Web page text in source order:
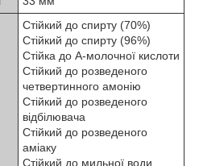
Стійкий до спирту (70%)
Стійкий до спирту (96%)
Стійка до A-молочної кислоти
Стійкий до розведеного
четвертинного амонію
Стійкий до розведеного
відбілювача
Стійкий до розведеного
аміаку
Стійкий до мильної води